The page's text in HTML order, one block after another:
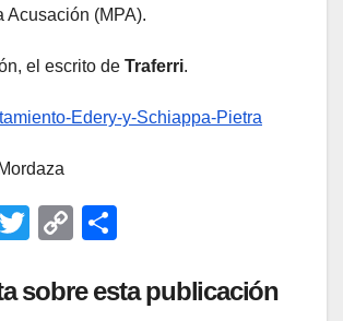
Acusación (MPA).
el escrito de Traferri.
Edery-y-Schiappa-Pietra
F
T
tt
C
p
m
sobre esta publicación